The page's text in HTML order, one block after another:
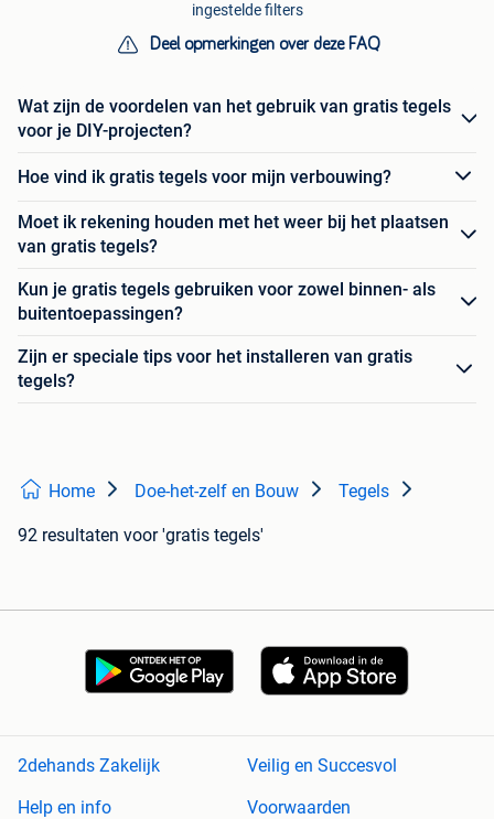
ingestelde filters
Deel opmerkingen over deze FAQ
Wat zijn de voordelen van het gebruik van gratis tegels
voor je DIY-projecten?
Hoe vind ik gratis tegels voor mijn verbouwing?
Moet ik rekening houden met het weer bij het plaatsen
van gratis tegels?
Kun je gratis tegels gebruiken voor zowel binnen- als
buitentoepassingen?
Zijn er speciale tips voor het installeren van gratis
tegels?
Home Doe-het-zelf en Bouw Tegels
92 resultaten voor 'gratis tegels'
2dehands Zakelijk
Veilig en Succesvol
Help en info
Voorwaarden